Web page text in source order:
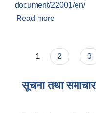
document/22001/en/
Read more
Pages
1 2 3
सूचना तथा समाचार